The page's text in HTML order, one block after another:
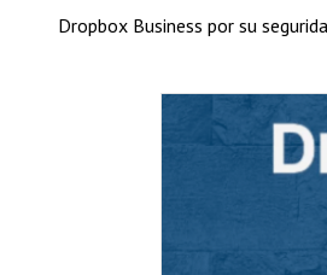
Dropbox Business por su